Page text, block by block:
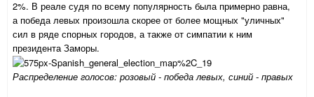
2%. В реале судя по всему популярность была примерно равна,
а победа левых произошла скорее от более мощных "уличных"
сил в ряде спорных городов, а также от симпатии к ним
президента Заморы.
Распределение голосов: розовый - победа левых, синий - правых